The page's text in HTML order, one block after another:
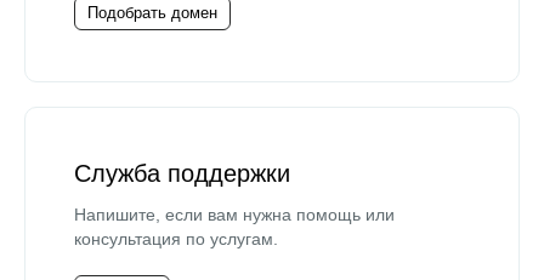
Подобрать домен
Служба поддержки
Напишите, если вам нужна помощь или
консультация по услугам.